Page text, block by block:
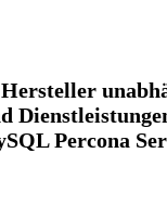
Percona